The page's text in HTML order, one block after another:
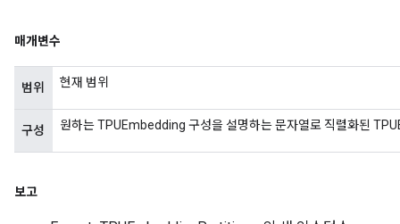
매개변수
범위 현재 범위
구성 원하는 TPUEmbedding 구성을 설명하는 문자열로 직렬화된
보고